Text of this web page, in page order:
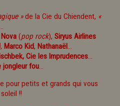
»de la Cie du Chiendent, «
Nova (pop rock), Siryus Airlines
, Marco Kid, Nathanaël...
Cie les Imprudences...
jongleur fou...
pour petits et grands qui vous
!!